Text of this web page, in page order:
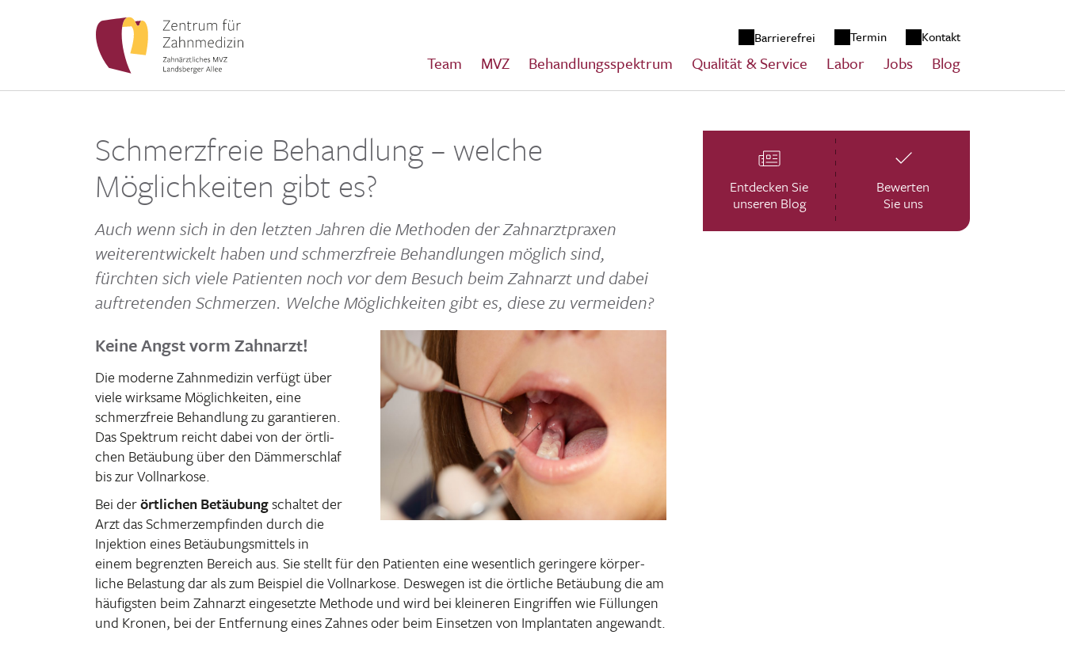
zum Inhalt springen
Barrierefrei Termin Kontakt
Team MVZ Behandlungsspektrum Qualität & Service Labor Jobs Blog
Schmerzfreie Behandlung – welche
Möglichkeiten gibt es?
Auch wenn sich in den letzten Jahren die Methoden der Zahn­arzt­praxen
weiter­ent­wi­ckelt haben und schmerz­freie Behand­lungen möglich sind,
fürchten sich viele Pati­enten noch vor dem Besuch beim Zahn­arzt und dabei
auftre­tenden Schmerzen. Welche Möglich­keiten gibt es, diese zu vermeiden?
Keine Angst vorm Zahnarzt!
Die moderne Zahn­me­dizin verfügt über
viele wirk­same Möglich­keiten, eine
schmerz­freie Behand­lung zu garan­tieren.
Das Spek­trum reicht dabei von der örtli­
chen Betäu­bung über den Dämmer­schlaf
bis zur Vollnarkose.
Bei derörtli­chen Betäu­bungschaltet der
Arzt das Schmerz­emp­finden durch die
Injek­tion eines Betäu­bungs­mit­tels in
einem begrenzten Bereich aus. Sie stellt für den Pati­enten eine wesent­lich gerin­gere körper­
liche Belas­tung dar als zum Beispiel die Voll­nar­kose. Deswegen ist die örtliche Betäu­bung die am
häufigsten beim Zahn­arzt einge­setzte Methode und wird bei klei­neren Eingriffen wie Füllungen
und Kronen, bei der Entfer­nung eines Zahnes oder beim Einsetzen von Implan­taten angewandt.
Entdecken Sie
unseren Blog
Bewerten
Sie uns